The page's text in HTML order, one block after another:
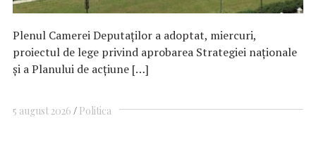
Plenul Camerei Deputaţilor a adoptat, miercuri,
proiectul de lege privind aprobarea Strategiei naţionale
şi a Planului de acţiune […]
5 august 2026 Politica